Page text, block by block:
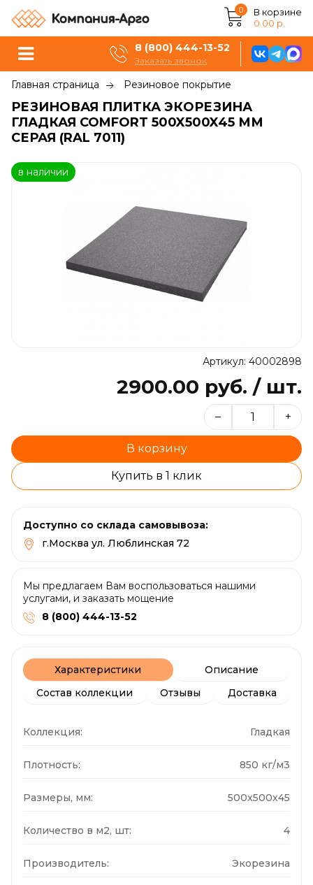
0
В корзине
0.00 р.
8 (800) 444-13-52
Заказать звонок
Главная страница Резиновое покрытие
РЕЗИНОВАЯ ПЛИТКА ЭКОРЕЗИНА
ГЛАДКАЯ COMFORT 500X500X45 ММ
СЕРАЯ (RAL 7011)
в наличии
Артикул: 40002898
2900.00 руб. / шт.
– +
В корзину
Купить в 1 клик
Доступно со склада самовывоза:
г.Москва ул. Люблинская 72
Мы предлагаем Вам воспользоваться нашими
услугами, и заказать мощение
8 (800) 444-13-52
Характеристики
Описание
Состав коллекции
Отзывы Доставка
Коллекция: Гладкая
Плотность: 850 кг/м3
Размеры, мм: 500x500x45
Количество в м2, шт: 4
Производитель: Экорезина